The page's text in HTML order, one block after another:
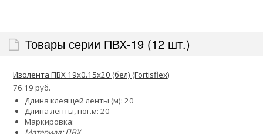
Товары серии ПВХ-19 (12 шт.)
Изолента ПВХ 19х0.15х20 (бел) (Fortisflex)
76.19 руб.
Длина клеящей ленты (м): 20
Длина ленты, пог.м: 20
Маркировка: